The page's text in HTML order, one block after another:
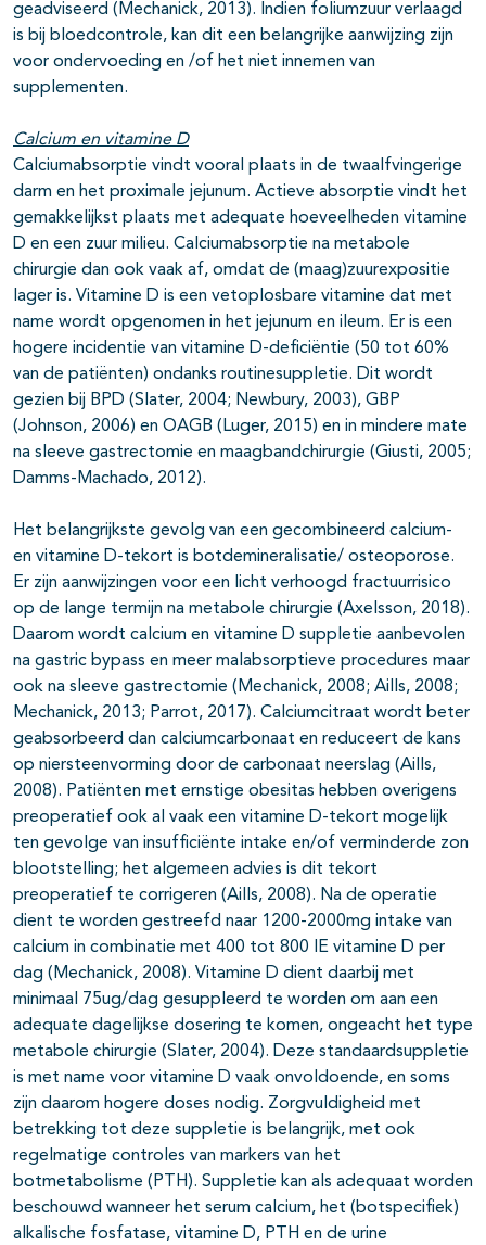
geadviseerd (Mechanick, 2013). Indien foliumzuur verlaagd
is bij bloedcontrole, kan dit een belangrijke aanwijzing zijn
voor ondervoeding en /of het niet innemen van
supplementen.
Calcium en vitamine D
Calciumabsorptie vindt vooral plaats in de twaalfvingerige
darm en het proximale jejunum. Actieve absorptie vindt het
gemakkelijkst plaats met adequate hoeveelheden vitamine
D en een zuur milieu. Calciumabsorptie na metabole
chirurgie dan ook vaak af, omdat de (maag)zuurexpositie
lager is. Vitamine D is een vetoplosbare vitamine dat met
name wordt opgenomen in het jejunum en ileum. Er is een
hogere incidentie van vitamine D-deficiëntie (50 tot 60%
van de patiënten) ondanks routinesuppletie. Dit wordt
gezien bij BPD (Slater, 2004; Newbury, 2003), GBP
(Johnson, 2006) en OAGB (Luger, 2015) en in mindere mate
na sleeve gastrectomie en maagbandchirurgie (Giusti, 2005;
Damms-Machado, 2012).
Het belangrijkste gevolg van een gecombineerd calcium-
en vitamine D-tekort is botdemineralisatie/ osteoporose.
Er zijn aanwijzingen voor een licht verhoogd fractuurrisico
op de lange termijn na metabole chirurgie (Axelsson, 2018).
Daarom wordt calcium en vitamine D suppletie aanbevolen
na gastric bypass en meer malabsorptieve procedures maar
ook na sleeve gastrectomie (Mechanick, 2008; Aills, 2008;
Mechanick, 2013; Parrot, 2017). Calciumcitraat wordt beter
geabsorbeerd dan calciumcarbonaat en reduceert de kans
op niersteenvorming door de carbonaat neerslag (Aills,
2008). Patiënten met ernstige obesitas hebben overigens
preoperatief ook al vaak een vitamine D-tekort mogelijk
ten gevolge van insufficiënte intake en/of verminderde zon
blootstelling; het algemeen advies is dit tekort
preoperatief te corrigeren (Aills, 2008). Na de operatie
dient te worden gestreefd naar 1200-2000mg intake van
calcium in combinatie met 400 tot 800 IE vitamine D per
dag (Mechanick, 2008). Vitamine D dient daarbij met
minimaal 75ug/dag gesuppleerd te worden om aan een
adequate dagelijkse dosering te komen, ongeacht het type
metabole chirurgie (Slater, 2004). Deze standaardsuppletie
is met name voor vitamine D vaak onvoldoende, en soms
zijn daarom hogere doses nodig. Zorgvuldigheid met
betrekking tot deze suppletie is belangrijk, met ook
regelmatige controles van markers van het
botmetabolisme (PTH). Suppletie kan als adequaat worden
beschouwd wanneer het serum calcium, het (botspecifiek)
alkalische fosfatase, vitamine D, PTH en de urine